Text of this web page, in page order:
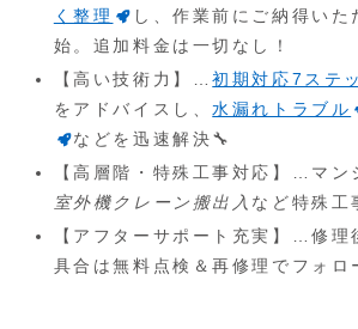
く整理
し、作業前にご納得いた
始。追加料金は一切なし！
【高い技術力】…初期対応7ステ
をアドバイスし、水漏れトラブル
などを迅速解決🔧
【高層階・特殊工事対応】…マン
室外機クレーン搬出入 など特殊工
【アフターサポート充実】…修理
具合は無料点検＆再修理でフォロ